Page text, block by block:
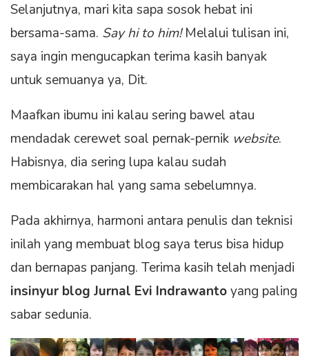
Selanjutnya, mari kita sapa sosok hebat ini
bersama-sama. Say hi to him!Melalui tulisan ini,
saya ingin mengucapkan terima kasih banyak
untuk semuanya ya, Dit.
Maafkan ibumu ini kalau sering bawel atau
mendadak cerewet soal pernak-pernik website.
Habisnya, dia sering lupa kalau sudah
membicarakan hal yang sama sebelumnya.
Pada akhirnya, harmoni antara penulis dan teknisi
inilah yang membuat blog saya terus bisa hidup
dan bernapas panjang. Terima kasih telah menjadi
insinyur blog Jurnal Evi Indrawantoyang paling
sabar sedunia.